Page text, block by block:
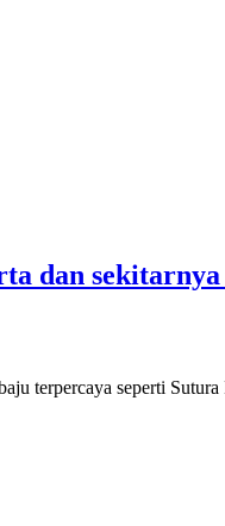
dan
terpercaya seperti